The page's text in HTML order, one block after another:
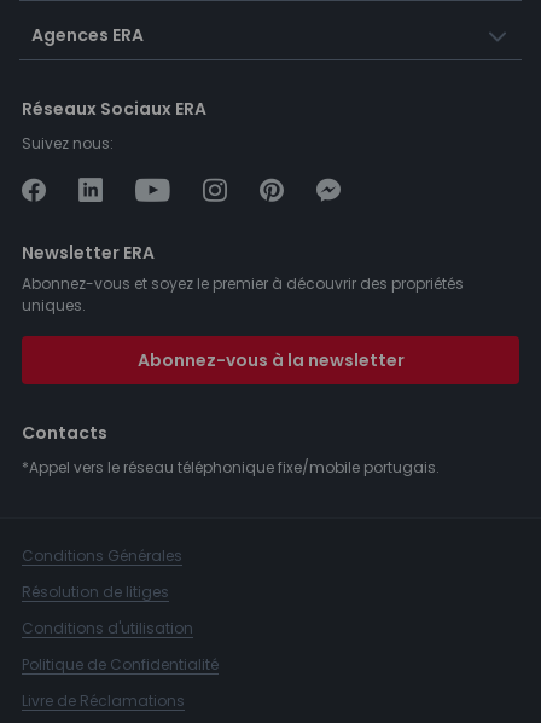
Agences ERA
Réseaux Sociaux ERA
Suivez nous:
Newsletter ERA
Abonnez-vous et soyez le premier à découvrir des propriétés
uniques.
Abonnez-vous à la newsletter
Contacts
*Appel vers le réseau téléphonique fixe/mobile portugais.
Conditions Générales
Résolution de litiges
Conditions d'utilisation
Politique de Confidentialité
Livre de Réclamations